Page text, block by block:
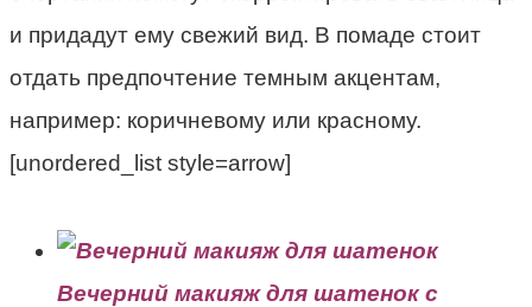
и придадут ему свежий вид. В помаде стоит
отдать предпочтение темным акцентам,
например: коричневому или красному.
[unordered_list style=arrow]
Вечерний макияж для шатенок с